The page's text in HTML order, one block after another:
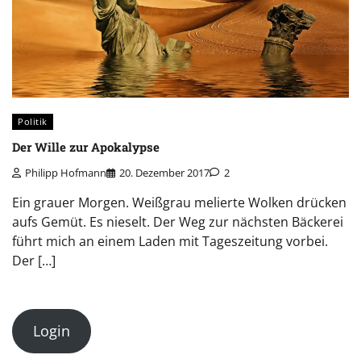
Politik
Der Wille zur Apokalypse
Philipp Hofmann 20. Dezember 2017 2
Ein grauer Morgen. Weißgrau melierte Wolken drücken
aufs Gemüt. Es nieselt. Der Weg zur nächsten Bäckerei
führt mich an einem Laden mit Tageszeitung vorbei.
Der […]
Login